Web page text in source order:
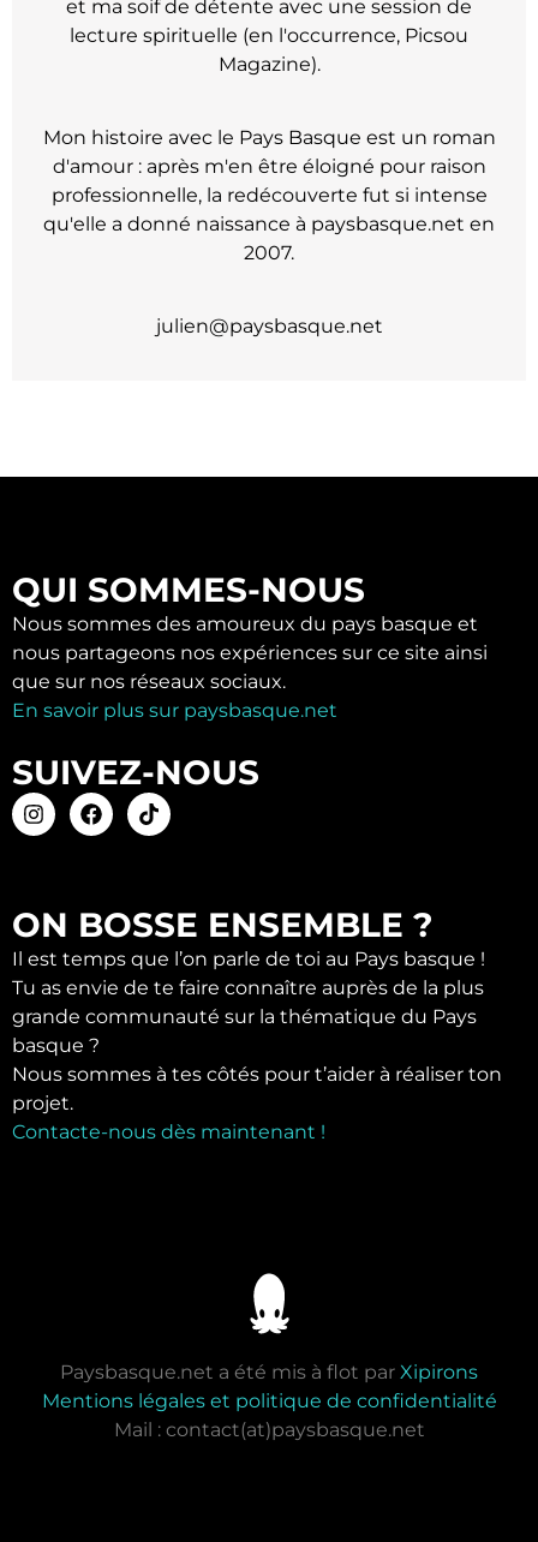
et ma soif de détente avec une session de
lecture spirituelle (en l'occurrence, Picsou
Magazine).
Mon histoire avec le Pays Basque est un roman
d'amour : après m'en être éloigné pour raison
professionnelle, la redécouverte fut si intense
qu'elle a donné naissance à paysbasque.net en
2007.
julien@paysbasque.net
QUI SOMMES-NOUS
Nous sommes des amoureux du pays basque et
nous partageons nos expériences sur ce site ainsi
que sur nos réseaux sociaux.
En savoir plus sur paysbasque.net
SUIVEZ-NOUS
ON BOSSE ENSEMBLE ?
Il est temps que l’on parle de toi au Pays basque !
Tu as envie de te faire connaître auprès de la plus
grande communauté sur la thématique du Pays
basque ?
Nous sommes à tes côtés pour t’aider à réaliser ton
projet.
Contacte-nous dès maintenant !
Paysbasque.net a été mis à flot par Xipirons
Mentions légales et politique de confidentialité
Mail : contact(at)paysbasque.net